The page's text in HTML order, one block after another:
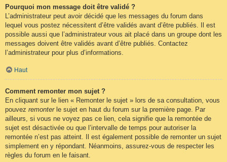
Pourquoi mon message doit être validé ?
L’administrateur peut avoir décidé que les messages du forum dans
lequel vous postez nécessitent d’être validés avant d’être publiés. Il est
possible aussi que l’administrateur vous ait placé dans un groupe dont les
messages doivent être validés avant d’être publiés. Contactez
l’administrateur pour plus d’informations.
Haut
Comment remonter mon sujet ?
En cliquant sur le lien « Remonter le sujet » lors de sa consultation, vous
pouvez remonterle sujet en haut du forum sur la première page. Par
ailleurs, si vous ne voyez pas ce lien, cela signifie que la remontée de
sujet est désactivée ou que l’intervalle de temps pour autoriser la
remontée n’est pas atteint. Il est également possible de remonter un sujet
simplement en y répondant. Néanmoins, assurez-vous de respecter les
règles du forum en le faisant.